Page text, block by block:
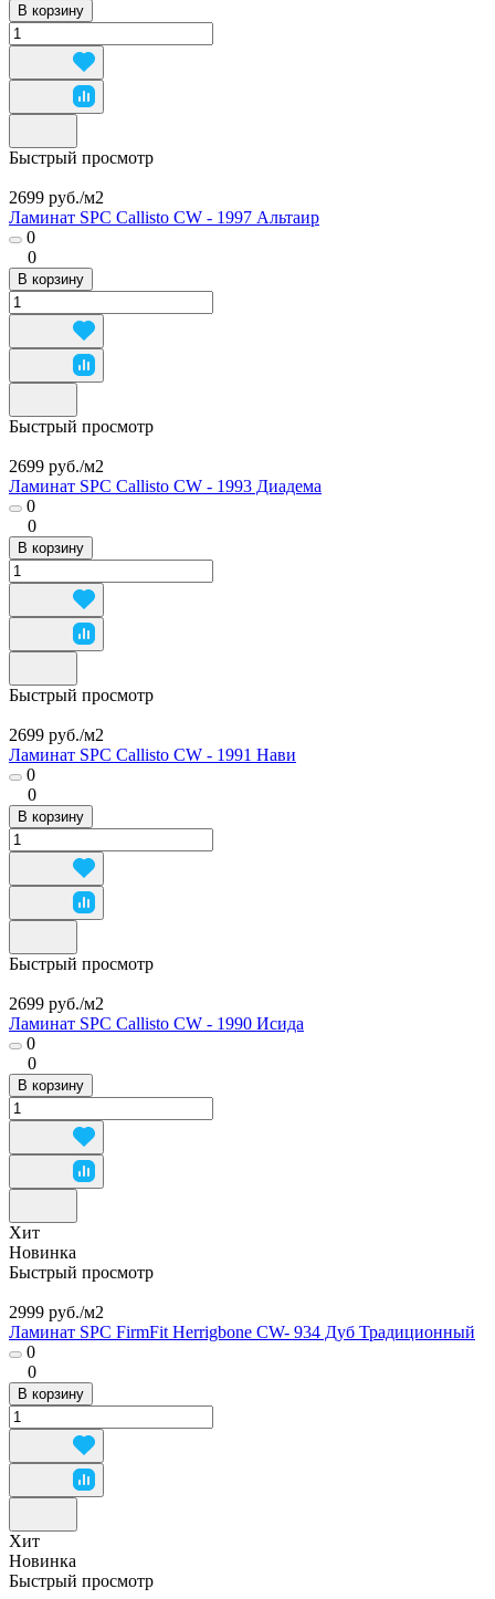
В корзину
Быстрый просмотр
2699 руб./м2
Ламинат SPC Callisto CW - 1997 Альтаир
0
0
В корзину
Быстрый просмотр
2699 руб./м2
Ламинат SPC Callisto CW - 1993 Диадема
0
0
В корзину
Быстрый просмотр
2699 руб./м2
Ламинат SPC Callisto CW - 1991 Нави
0
0
В корзину
Быстрый просмотр
2699 руб./м2
Ламинат SPC Callisto CW - 1990 Исида
0
0
В корзину
Хит
Новинка
Быстрый просмотр
2999 руб./м2
Ламинат SPC FirmFit Herrigbone CW- 934 Дуб Традиционный
0
0
В корзину
Хит
Новинка
Быстрый просмотр